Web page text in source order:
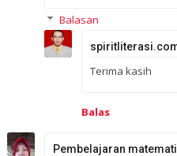
Balasan
Terima kasih
Balas
Pembelajaran